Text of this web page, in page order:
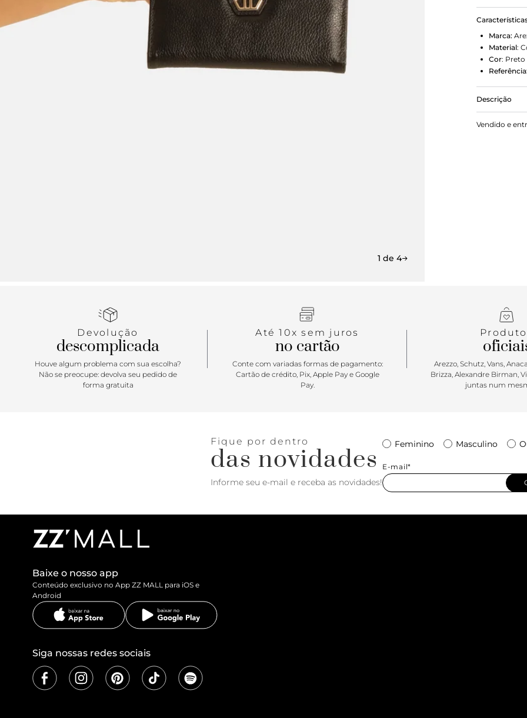
1 de 4
Marca:
Material:
Cor: Preto
Referência:
Descrição
Carteira
formato
Vendido e
Devolução
descomplicada
Houve algum problema com sua escolha?
Não se preocupe: devolva seu pedido de
forma gratuita
Até 10x sem juros
no cartão
Conte com variadas formas de pagamento:
Cartão de crédito, Pix, Apple Pay e Google
Pay.
Arezzo, Schutz, Vans,
Brizza, Alexandre Birman,
juntas num
Fique por dentro
das novidades
Informe seu e-mail e receba as novidades!
Feminino Masculino
E-mail*
Baixe o nosso app
Conteúdo exclusivo no App ZZ MALL para iOS e
Android
Siga nossas redes sociais